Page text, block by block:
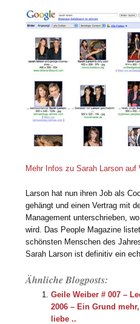
Mehr Infos zu Sarah Larson auf
Larson hat nun ihren Job als
gehängt und einen Vertrag mit
Management unterschrieben,
wird. Das People Magazine
schönsten Menschen des
Sarah Larson ist definitiv ein
Ähnliche Blogposts:
Geile Weiber # 007 –
2006 – Ein Grund
liebe ..